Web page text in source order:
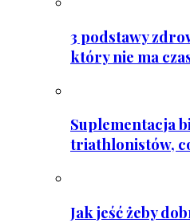
3 podstawy
który nie ma
Suplementacja
triathlonistów,
Jak jeść żeby